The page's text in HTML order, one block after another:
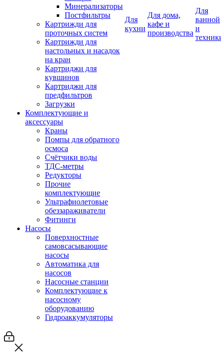
Минерализаторы
Постфильтры
Картрижди для
проточных систем
Картрижди для
настольных и насадок
на кран
Картриджи для
кувшинов
Картриджи для
предфильтров
Загрузки
Комплектующие и
аксессуары
Краны
Помпы для обратного
осмоса
Счётчики воды
ТДС-метры
Редукторы
Прочие
комплектующие
Ультрафиолетовые
обеззараживатели
Фитинги
Насосы
Поверхностные
самовсасывающие
насосы
Автоматика для
насосов
Насосные станции
Комплектующие к
насосному
оборудованию
Гидроаккумуляторы
Для
кухни
Для дома,
кафе и
производства
Для
ванной
и